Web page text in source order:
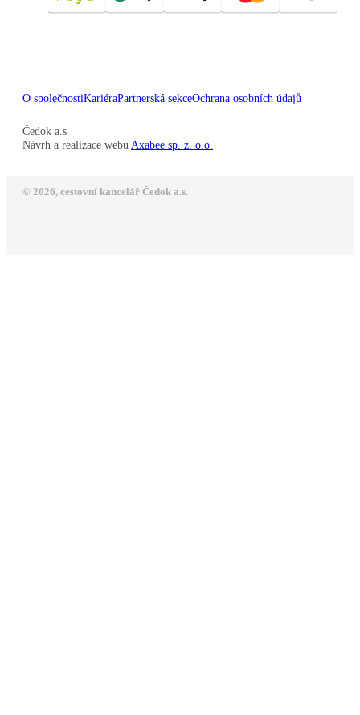
O společnostiKariéraPartnerská sekceOchrana osobních údajů
Čedok a.s
Návrh a realizace webu Axabee sp. z. o.o.
© 2026, cestovní kancelář Čedok a.s.